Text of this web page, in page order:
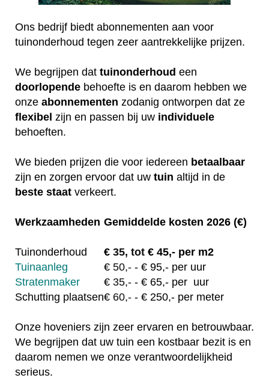
Ons bedrijf biedt abonnementen aan voor
tuinonderhoud tegen zeer aantrekkelijke prijzen.
We begrijpen dat tuinonderhoud een
doorlopende behoefte is en daarom hebben we
onze abonnementen zodanig ontworpen dat ze
flexibel zijn en passen bij uw individuele
behoeften.
We bieden prijzen die voor iedereen betaalbaar
zijn en zorgen ervoor dat uw tuin altijd in de
beste staat verkeert.
Werkzaamheden Gemiddelde kosten 2026 (€)
Tuinonderhoud € 35, tot € 45,- per m2
Tuinaanleg
€ 50,- - € 95,- per uur
Stratenmaker
€ 35,- - € 65,- per uur
Schutting plaatsen€ 60,- - € 250,- per meter
Onze hoveniers zijn zeer ervaren en betrouwbaar.
We begrijpen dat uw tuin een kostbaar bezit is en
daarom nemen we onze verantwoordelijkheid
serieus.